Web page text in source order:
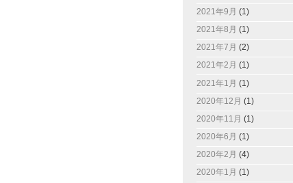
2021年9月 (1)
2021年8月 (1)
2021年7月 (2)
2021年2月 (1)
2021年1月 (1)
2020年12月 (1)
2020年11月 (1)
2020年6月 (1)
2020年2月 (4)
2020年1月 (1)